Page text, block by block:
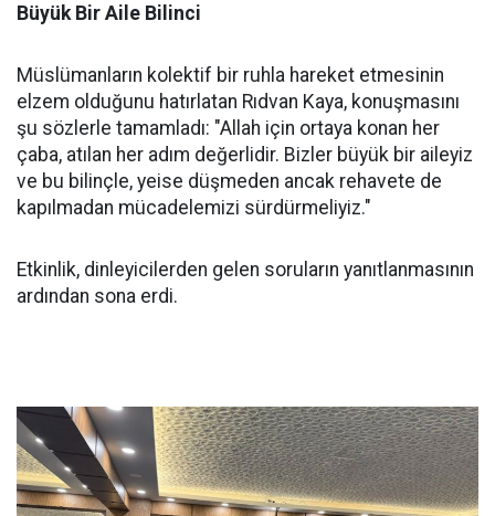
Büyük Bir Aile Bilinci
Müslümanların kolektif bir ruhla hareket etmesinin
elzem olduğunu hatırlatan Rıdvan Kaya, konuşmasını
şu sözlerle tamamladı: "Allah için ortaya konan her
çaba, atılan her adım değerlidir. Bizler büyük bir aileyiz
ve bu bilinçle, yeise düşmeden ancak rehavete de
kapılmadan mücadelemizi sürdürmeliyiz."
Etkinlik, dinleyicilerden gelen soruların yanıtlanmasının
ardından sona erdi.